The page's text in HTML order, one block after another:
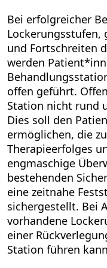
Bei erfolgreicher
Lockerungsstufen,
und Fortschreiten
werden
offen geführt.
Station nicht rund
Dies soll den
ermöglichen, die
Therapieerfolges
engmaschige
bestehenden
eine zeitnahe
sichergestellt. Bei
vorhandene
einer
Station führen